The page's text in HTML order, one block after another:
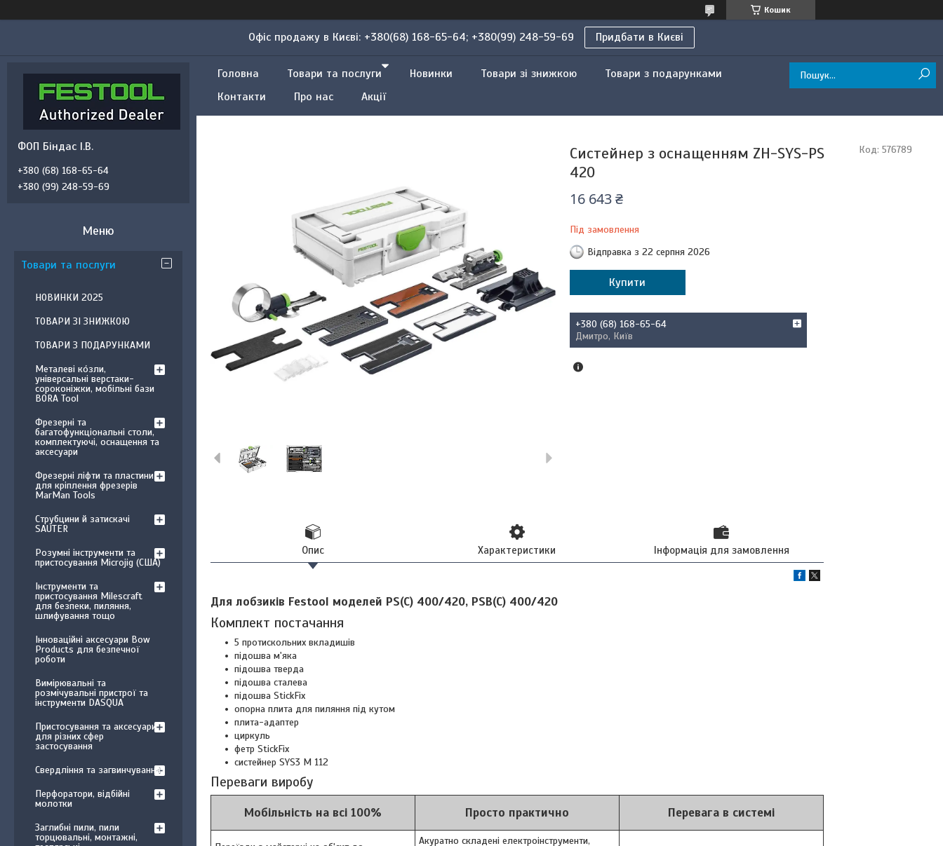
Кошик
Офіс продажу в Києві: +380(68) 168-65-64; +380(99) 248-59-69 Придбати в Києві
Головна Товари та послуги Новинки Товари зі знижкою
Товари з подарунками
Контакти
Про нас Акції
Систейнер з оснащенням ZH-SYS-PS
420
16 643 ₴
Під замовлення
Код: 576789
Відправка з 22 серпня 2026
Купити
+380 (68) 168-65-64
Дмитро, Київ
Опис Характеристики Інформація для замовлення
Для лобзиків Festool моделей PS(C) 400/420, PSB(C) 400/420
Комплект постачання
5 протискольних вкладишів
підошва м'яка
підошва тверда
підошва сталева
підошва StickFix
oпорна плита для пиляння під кутом
плита-адаптер
циркуль
фетр StickFix
систейнер SYS3 M 112
Переваги виробу
Мобільність на всі 100% Просто практично Перевага в системі
Акуратно складені електроінструменти,
ФОП Біндас І.В.
+380 (68) 168-65-64
+380 (99) 248-59-69
Товари та послуги
НОВИНКИ 2025
ТОВАРИ ЗІ ЗНИЖКОЮ
ТОВАРИ З ПОДАРУНКАМИ
Металеві ко́зли,
універсальні верстаки-
сороконіжки, мобільні бази
BORA Tool
Фрезерні та
багатофункціональні столи,
комплектуючі, оснащення та
аксесуари
Фрезерні ліфти та пластини
для кріплення фрезерів
MarMan Tools
Струбцини й затискачі
SAUTER
Розумні інструменти та
пристосування Microjig (США)
Інструменти та
пристосування Milescraft
для безпеки, пиляння,
шлифування тощо
Інноваційні аксесуари Bow
Products для безпечної
роботи
Вимірювальні та
розмічувальні пристрої та
інструменти DASQUA
Пристосування та аксесуари
для різних сфер
застосування
Свердління та загвинчування
Перфоратори, відбійні
молотки
Заглибні пили, пили
торцювальні, монтажні,